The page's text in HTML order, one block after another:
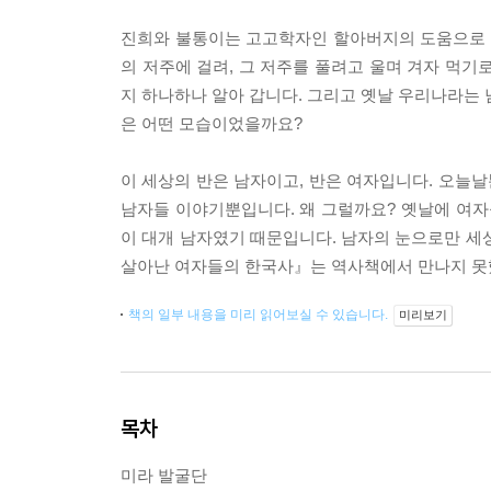
진희와 불통이는 고고학자인 할아버지의 도움으
의 저주에 걸려, 그 저주를 풀려고 울며 겨자 먹기
지 하나하나 알아 갑니다. 그리고 옛날 우리나라
은 어떤 모습이었을까요?
이 세상의 반은 남자이고, 반은 여자입니다. 오늘
남자들 이야기뿐입니다. 왜 그럴까요? 옛날에 여
이 대개 남자였기 때문입니다. 남자의 눈으로만
살아난 여자들의 한국사』는 역사책에서 만나지
책의 일부 내용을 미리 읽어보실 수 있습니다. 미리보기
목차
미라 발굴단